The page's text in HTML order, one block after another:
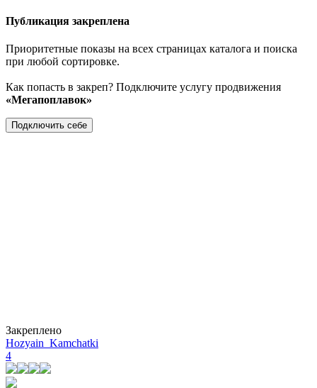
Публикация закреплена
Приоритетные показы на всех страницах каталога и поиска
при любой сортировке.
Как попасть в закреп? Подключите услугу продвижения
«Мегапоплавок»
Подключить себе
Закреплено
Hozyain_Kamchatki
4